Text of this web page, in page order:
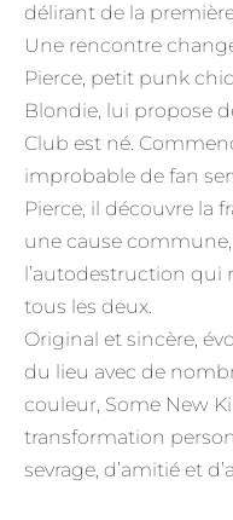
délirant de la
Une rencontre
Pierce, petit punk
Blondie, lui propose
Club est né.
improbable de fan
Pierce, il découvre la
une cause
l’autodestruction
tous les deux.
Original et sincère,
du lieu avec de
couleur, Some New
transformation
sevrage, d’amitié et